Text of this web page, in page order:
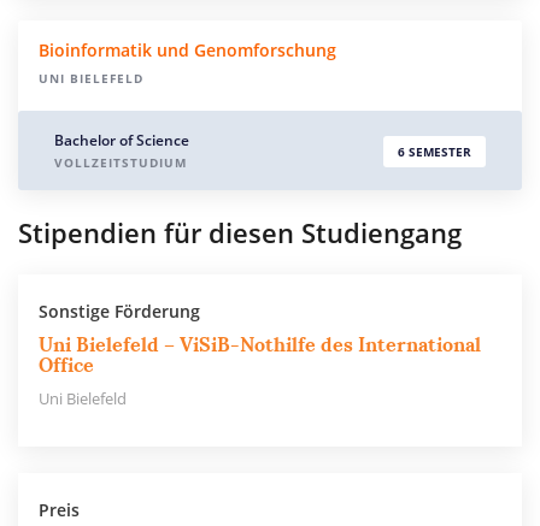
Bioinformatik und Genomforschung
UNI BIELEFELD
Bachelor of Science
VOLLZEITSTUDIUM
6 SEMESTER
Stipendien für diesen Studiengang
Sonstige Förderung
Uni Bielefeld – ViSiB-Nothilfe des International
Office
Uni Bielefeld
Preis